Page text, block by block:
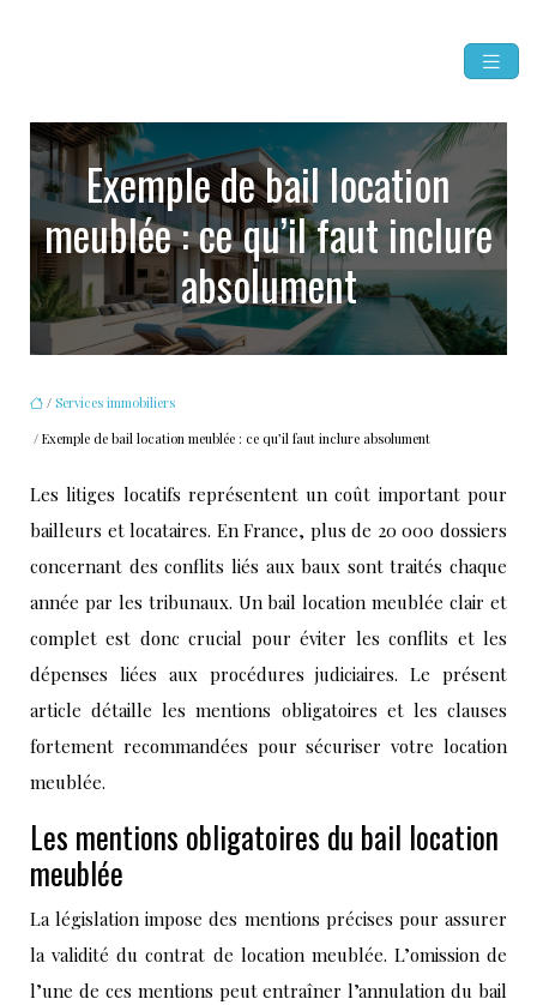
Exemple de bail location
meublée : ce qu’il faut inclure
absolument
/ Services immobiliers
/ Exemple de bail location meublée : ce qu’il faut inclure absolument
Les litiges locatifs représentent un coût important pour
bailleurs et locataires. En France, plus de 20 000 dossiers
concernant des conflits liés aux baux sont traités chaque
année par les tribunaux. Un bail location meublée clair et
complet est donc crucial pour éviter les conflits et les
dépenses liées aux procédures judiciaires. Le présent
article détaille les mentions obligatoires et les clauses
fortement recommandées pour sécuriser votre location
meublée.
Les mentions obligatoires du bail location
meublée
La législation impose des mentions précises pour assurer
la validité du contrat de location meublée. L’omission de
l’une de ces mentions peut entraîner l’annulation du bail